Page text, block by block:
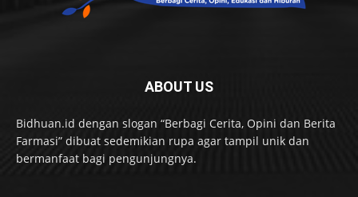
ABOUT US
Bidhuan.id dengan slogan “Berbagi Cerita, Opini dan Berita
Farmasi” dibuat sedemikian rupa agar tampil unik dan
bermanfaat bagi pengunjungnya.